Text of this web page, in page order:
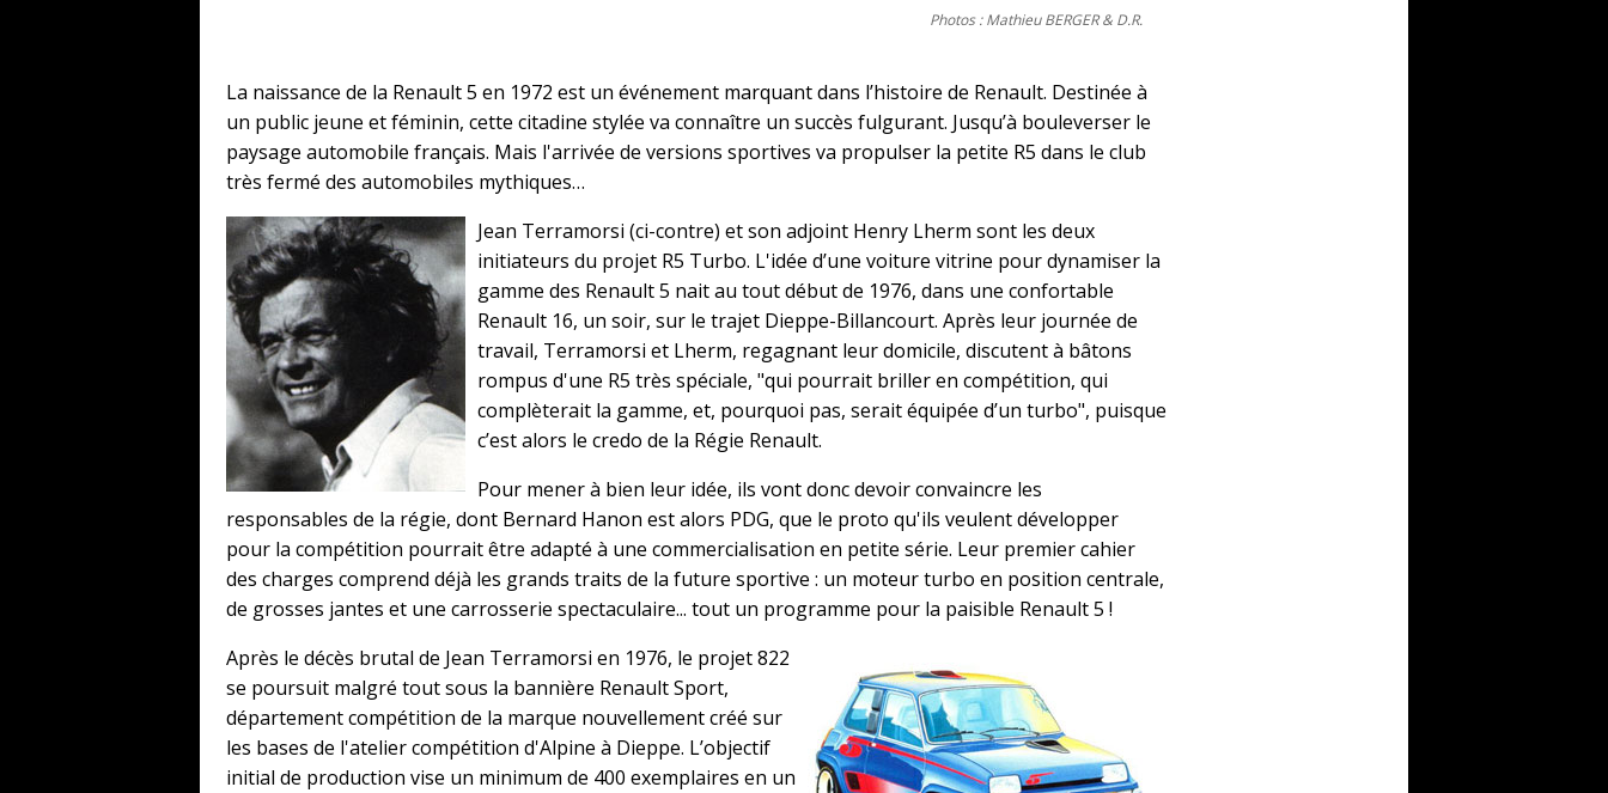
Photos : Mathieu BERGER & D.R.
La naissance de la Renault 5 en 1972 est un événement marquant dans l’histoire de Renault. Destinée à
un public jeune et féminin, cette citadine stylée va connaître un succès fulgurant. Jusqu’à bouleverser le
paysage automobile français. Mais l'arrivée de versions sportives va propulser la petite R5 dans le club
très fermé des automobiles mythiques…
Jean Terramorsi (ci-contre) et son adjoint Henry Lherm sont les deux
initiateurs du projet R5 Turbo. L'idée d’une voiture vitrine pour dynamiser la
gamme des Renault 5 nait au tout début de 1976, dans une confortable
Renault 16, un soir, sur le trajet Dieppe-Billancourt. Après leur journée de
travail, Terramorsi et Lherm, regagnant leur domicile, discutent à bâtons
rompus d'une R5 très spéciale, "qui pourrait briller en compétition, qui
complèterait la gamme, et, pourquoi pas, serait équipée d’un turbo", puisque
c’est alors le credo de la Régie Renault.
Pour mener à bien leur idée, ils vont donc devoir convaincre les
responsables de la régie, dont Bernard Hanon est alors PDG, que le proto qu'ils veulent développer
pour la compétition pourrait être adapté à une commercialisation en petite série. Leur premier cahier
des charges comprend déjà les grands traits de la future sportive : un moteur turbo en position centrale,
de grosses jantes et une carrosserie spectaculaire... tout un programme pour la paisible Renault 5 !
Après le décès brutal de Jean Terramorsi en 1976, le projet 822
se poursuit malgré tout sous la bannière Renault Sport,
département compétition de la marque nouvellement créé sur
les bases de l'atelier compétition d'Alpine à Dieppe. L’objectif
initial de production vise un minimum de 400 exemplaires en un